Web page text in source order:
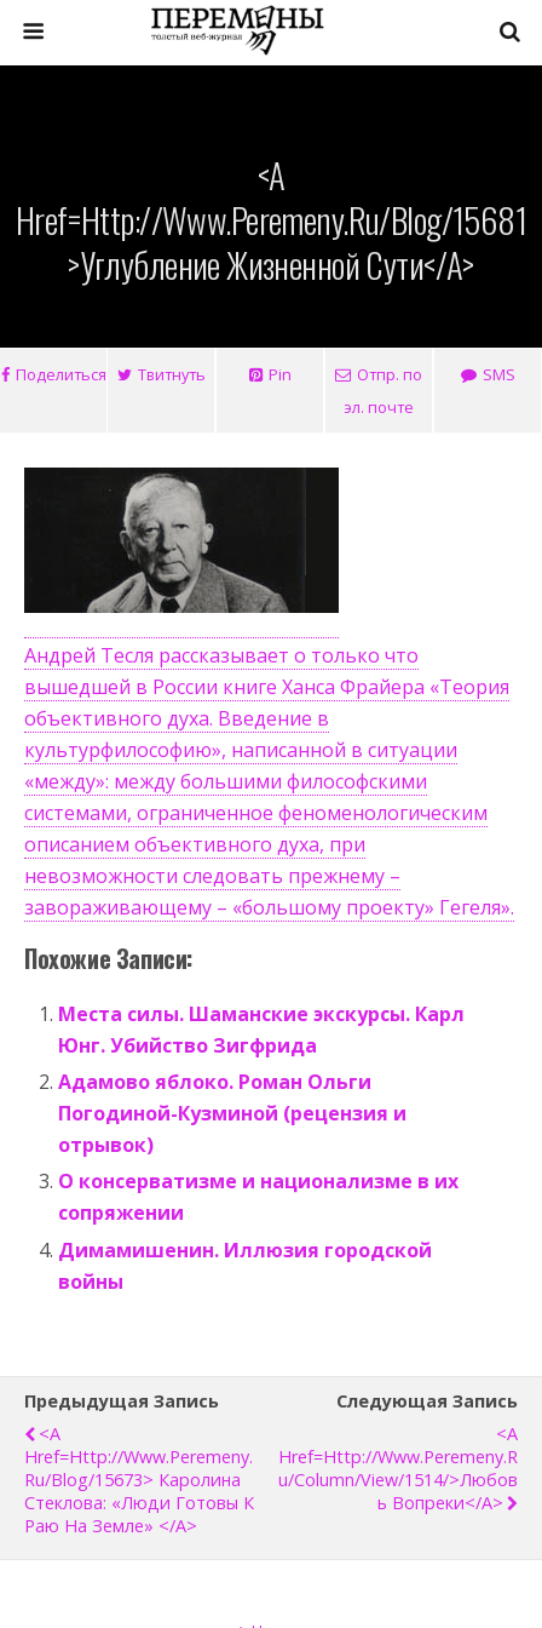
<a
Href=http://www.peremeny.ru/blog/15681
>Углубление Жизненной Сути</a>
Поделиться Твитнуть Pin
Отпр. по
эл. почте
SMS
Андрей Тесля рассказывает о только что
вышедшей в России книге Ханса Фрайера «Теория
объективного духа. Введение в
культурфилософию», написанной в ситуации
«между»: между большими философскими
системами, ограниченное феноменологическим
описанием объективного духа, при
невозможности следовать прежнему –
завораживающему – «большому проекту» Гегеля».
Похожие Записи:
Места силы. Шаманские экскурсы. Карл
Юнг. Убийство Зигфрида
Адамово яблоко. Роман Ольги
Погодиной-Кузминой (рецензия и
отрывок)
О консерватизме и национализме в их
сопряжении
Димамишенин. Иллюзия городской
войны
Предыдущая Запись
<a
Href=http://www.peremeny.
Ru/blog/15673> Каролина
Стеклова: «Люди Готовы К
Раю На Земле» </a>
Следующая Запись
<a
Href=http://www.peremeny.r
U/column/view/1514/>Любов
Ь Вопреки</a>